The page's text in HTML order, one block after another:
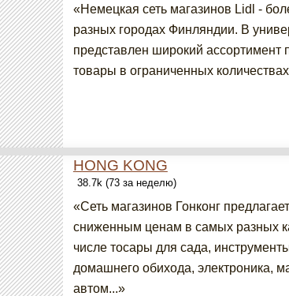
«Немецкая сеть магазинов Lidl -
разных городах Финляндии. В
представлен широкий ассортимент
товары в ограниченных
HONG KONG
38.7k (73 за неделю)
«Сеть магазинов Гонконг
сниженным ценам в самых разных
числе тосары для сада,
домашнего обихода, электроника,
автом...»